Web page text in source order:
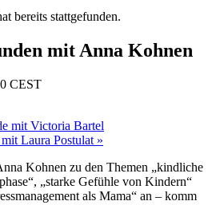
bereits stattgefunden.
mit Anna Kohnen
CEST
mit Victoria Bartel
Laura Postulat »
Kohnen zu den Themen „kindliche
„starke Gefühle von Kindern“
als Mama“ an – komm